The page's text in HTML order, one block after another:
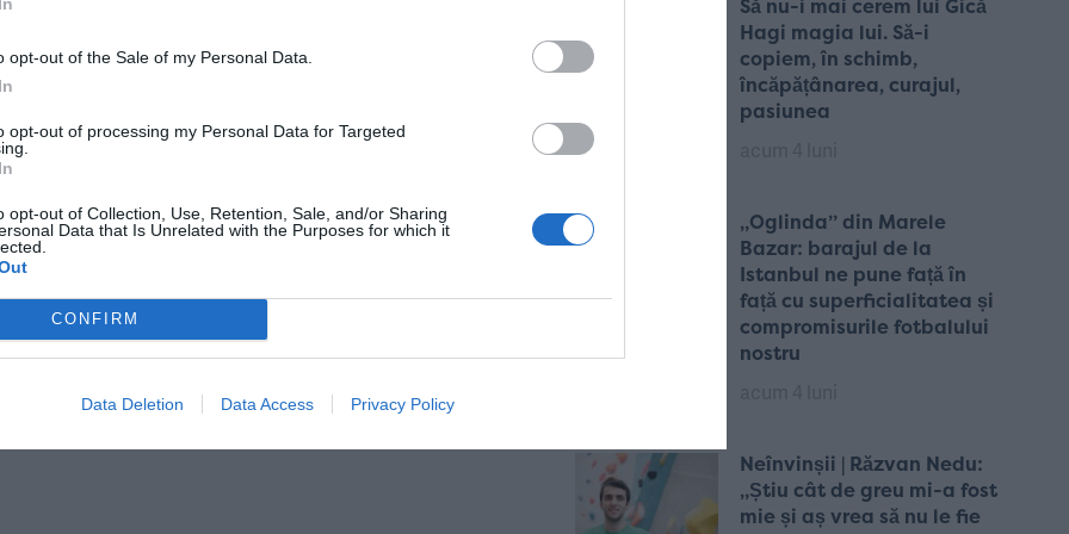
opt-out of the Sale of my Personal Data.
opt-out of processing my Personal Data for Targeted
opt-out of Collection, Use, Retention, Sale, and/or Sharing
Data that Is Unrelated with the Purposes for which it
CONFIRM
Data Deletion Data Access Privacy Policy
#USABWNT
BnP7GeN6R0
Să nu-i mai cerem lui Gică
Hagi magia lui. Să-i
copiem, în schimb,
încăpățânarea, curajul,
pasiunea
„Oglinda” din Marele
Bazar: barajul de la
Istanbul ne pune față în
față cu superficialitatea și
compromisurile fotbalului
nostru
Neînvinșii | Răzvan Nedu:
„Știu cât de greu mi-a fost
mie și aș vrea să nu le fie